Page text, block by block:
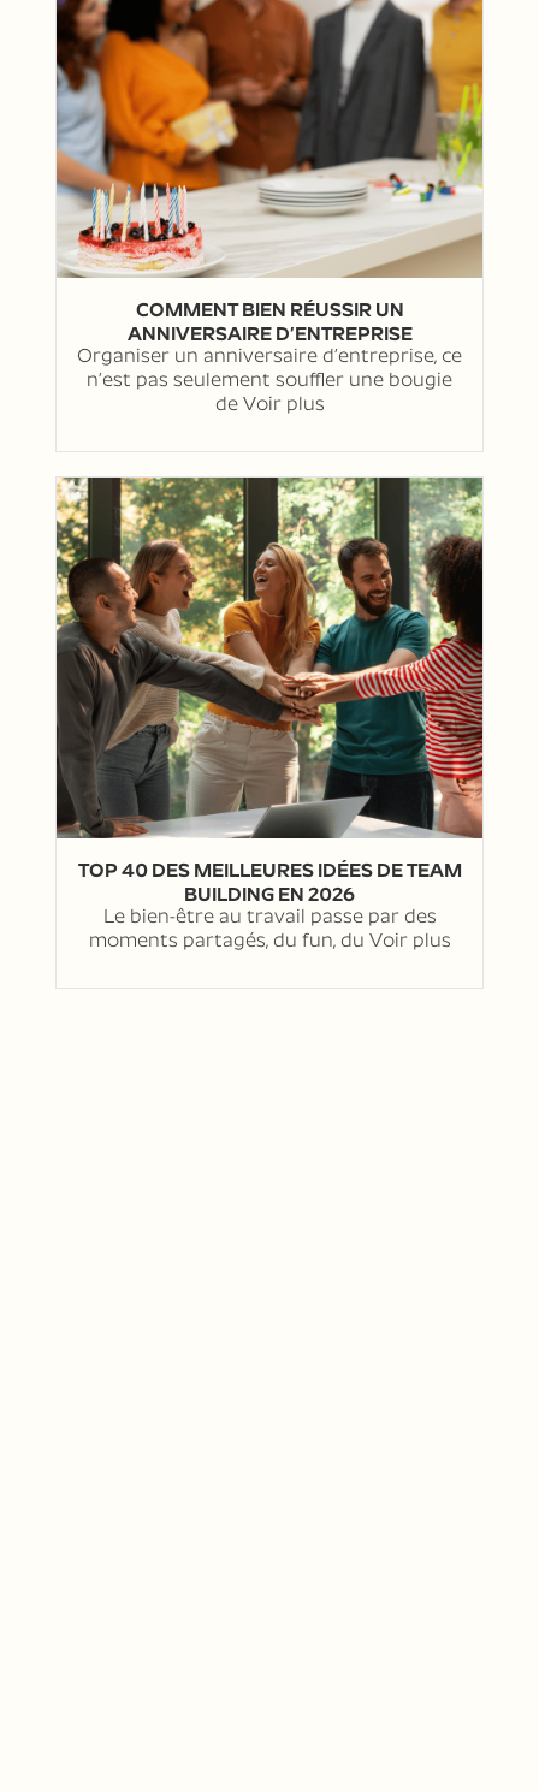
COMMENT BIEN RÉUSSIR UN
ANNIVERSAIRE D’ENTREPRISE
Organiser un anniversaire d’entreprise, ce
n’est pas seulement souffler une bougie
deVoir plus
TOP 40 DES MEILLEURES IDÉES DE TEAM
BUILDING EN 2026
Le bien-être au travail passe par des
moments partagés, du fun, du Voir plus